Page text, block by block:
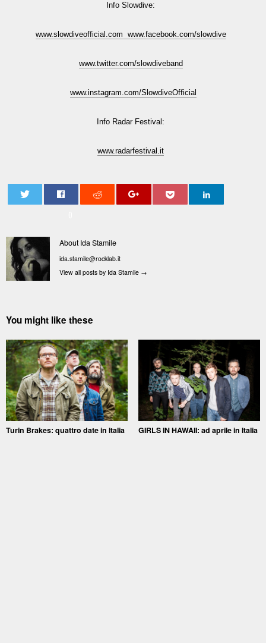
Info Slowdive:
www.slowdiveofficial.com www.facebook.com/slowdive
www.twitter.com/slowdiveband
www.instagram.com/SlowdiveOfficial
Info Radar Festival:
www.radarfestival.it
About Ida Stamile
ida.stamile@rocklab.it
View all posts by Ida Stamile →
You might like these
Turin Brakes: quattro date in Italia GIRLS IN HAWAII: ad aprile in Italia